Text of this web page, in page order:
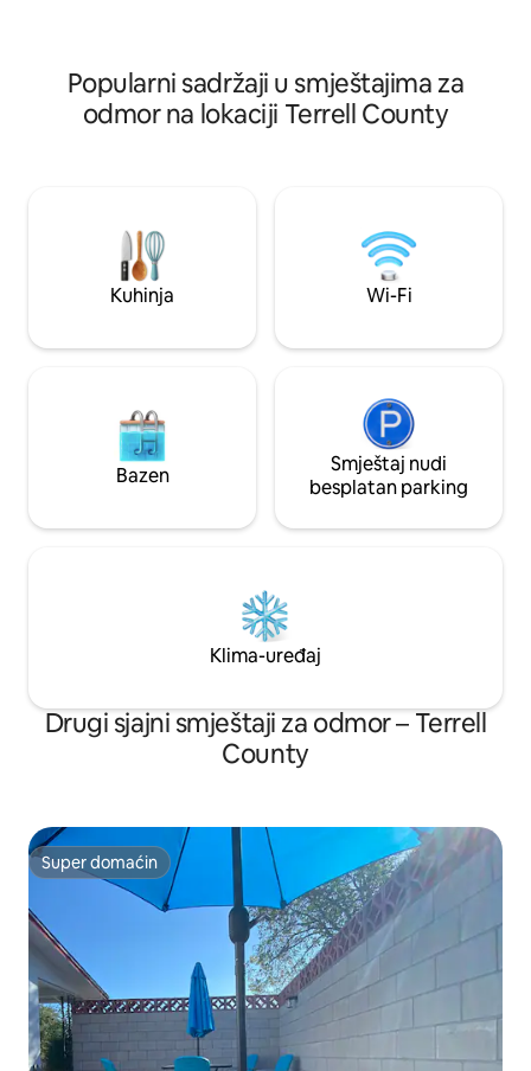
veša takođe!
Popularni sadržaji u smještajima za
odmor na lokaciji Terrell County
Kuhinja Wi-Fi
Bazen
Smještaj nudi
besplatan parking
Klima-uređaj
Drugi sjajni smještaji za odmor – Terrell
County
Super domaćin
Super domaćin